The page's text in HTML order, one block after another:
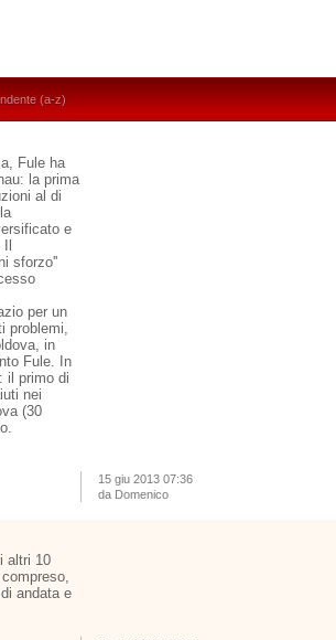
(a-z)
Fule ha
la prima
al di
e
sforzo''
per un
problemi,
in
Fule. In
il primo di
nei
(30
15 giu 2013 07:36
da Domenico
altri 10
andata e